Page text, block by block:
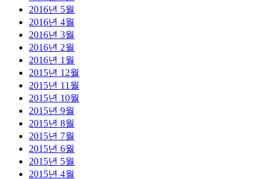
2016년 5월
2016년 4월
2016년 3월
2016년 2월
2016년 1월
2015년 12월
2015년 11월
2015년 10월
2015년 9월
2015년 8월
2015년 7월
2015년 6월
2015년 5월
2015년 4월